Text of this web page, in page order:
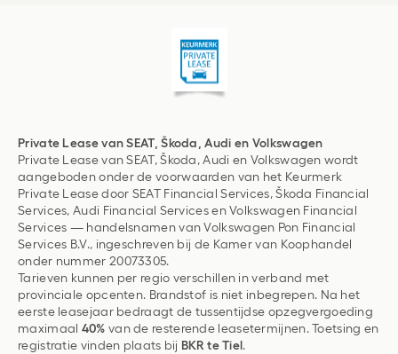
Private Lease van SEAT, Škoda, Audi en Volkswagen
Private Lease van SEAT, Škoda, Audi en Volkswagen wordt
aangeboden onder de voorwaarden van het Keurmerk
Private Lease door SEAT Financial Services, Škoda Financial
Services, Audi Financial Services en Volkswagen Financial
Services — handelsnamen van Volkswagen Pon Financial
Services B.V., ingeschreven bij de Kamer van Koophandel
onder nummer 20073305.
Tarieven kunnen per regio verschillen in verband met
provinciale opcenten. Brandstof is niet inbegrepen. Na het
eerste leasejaar bedraagt de tussentijdse opzegvergoeding
maximaal 40% van de resterende leasetermijnen. Toetsing en
registratie vinden plaats bij BKR te Tiel.